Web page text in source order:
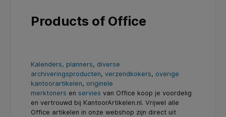
Products of Office
Kalenders, planners, diverse
archiveringsproducten, verzendkokers, overige
kantoorartikelen, originele
merktoners en servies van Office koop je voordelig
en vertrouwd bij KantoorArtikelen.nl. Vrijwel alle
Office artikelen in onze webshop zijn direct uit